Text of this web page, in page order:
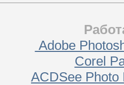
Adobe
Corel
ACDSee Photo